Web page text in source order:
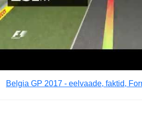
Belgia GP 2017 - eelvaade, faktid,